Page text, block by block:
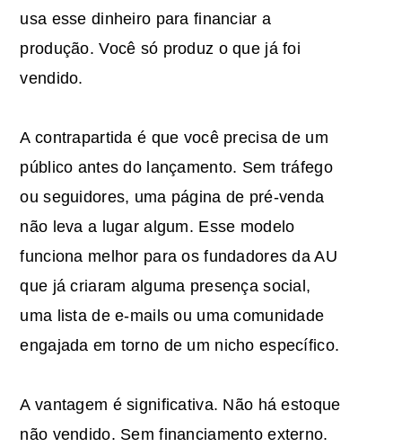
usa esse dinheiro para financiar a
produção. Você só produz o que já foi
vendido.
A contrapartida é que você precisa de um
público antes do lançamento. Sem tráfego
ou seguidores, uma página de pré-venda
não leva a lugar algum. Esse modelo
funciona melhor para os fundadores da AU
que já criaram alguma presença social,
uma lista de e-mails ou uma comunidade
engajada em torno de um nicho específico.
A vantagem é significativa. Não há estoque
não vendido. Sem financiamento externo.